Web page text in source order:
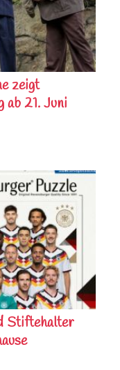
zeigt
ab 21. Juni
Stiftehalter